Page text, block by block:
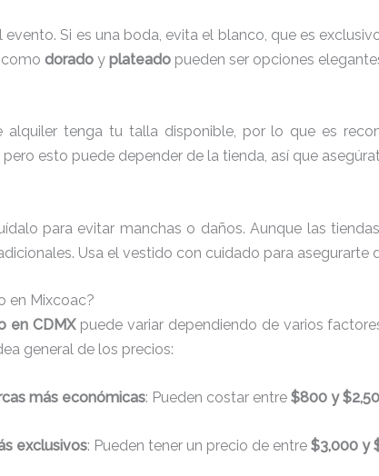
Si es una boda, evita el blanco, que es
como dorado y plateado pueden ser opciones
tenga tu talla disponible, por lo que es
pero esto puede depender de la tienda, así que
para evitar manchas o daños. Aunque las
Usa el vestido con cuidado para
en Mixcoac?
en CDMXpuede variar dependiendo de varios
general de los precios:
más económicas: Pueden costar entre $800 y
exclusivos: Pueden tener un precio de entre $3,000 y